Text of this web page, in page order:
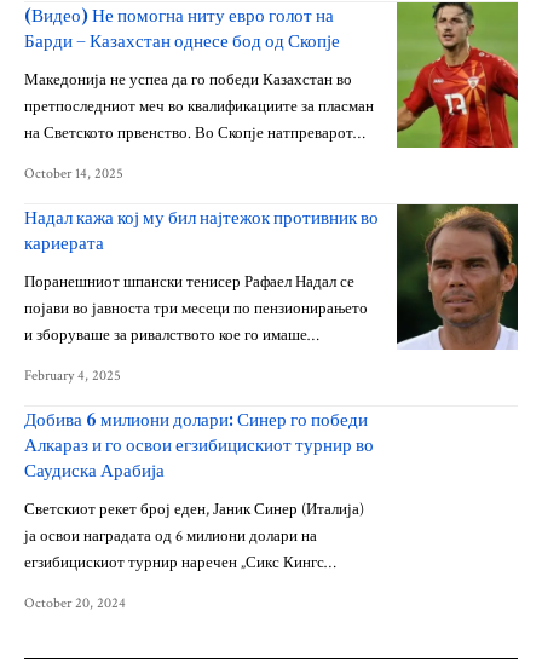
(Видео) Не помогна ниту евро голот на
Барди – Казахстан однесе бод од Скопје
Македонија не успеа да го победи Казахстан во
претпоследниот меч во квалификациите за пласман
на Светското првенство. Во Скопје натпреварот…
October 14, 2025
Надал кажа кој му бил најтежок противник во
кариерата
Поранешниот шпански тенисер Рафаел Надал се
појави во јавноста три месеци по пензионирањето
и зборуваше за ривалството кое го имаше…
February 4, 2025
Добива 6 милиони долари: Синер го победи
Алкараз и го освои егзибицискиот турнир во
Саудиска Арабија
Светскиот рекет број еден, Јаник Синер (Италија)
ја освои наградата од 6 милиони долари на
егзибицискиот турнир наречен „Сикс Кингс…
October 20, 2024